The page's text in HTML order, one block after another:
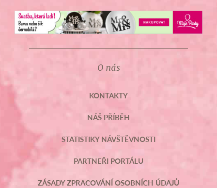
O nás
KONTAKTY
NÁŠ PŘÍBĚH
STATISTIKY NÁVŠTĚVNOSTI
PARTNEŘI PORTÁLU
ZÁSADY ZPRACOVÁNÍ OSOBNÍCH ÚDAJŮ